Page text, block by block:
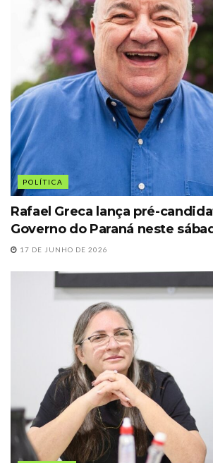
POLÍTICA
Rafael Greca lança pré-
Governo do Paraná neste
17 DE JUNHO DE 2026